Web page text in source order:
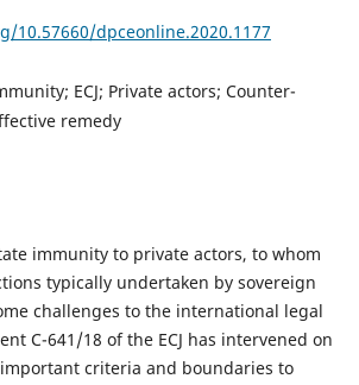
10.57660/dpceonline.2020.1177
ECJ; Private actors; Counter-
remedy
immunity to private actors, to whom
typically undertaken by sovereign
challenges to the international legal
C-641/18 of the ECJ has intervened on
criteria and boundaries to